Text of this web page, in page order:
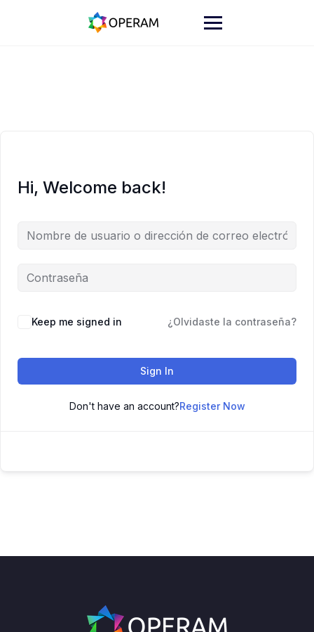
Hi, Welcome back!
Keep me signed in ¿Olvidaste la contraseña?
Sign In
Don't have an account?Register Now